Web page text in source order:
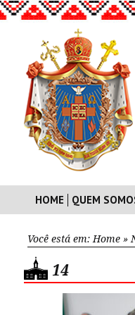
HOME QUEM
Você está em: Home »
14